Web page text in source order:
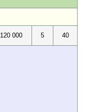
120 000 5 40